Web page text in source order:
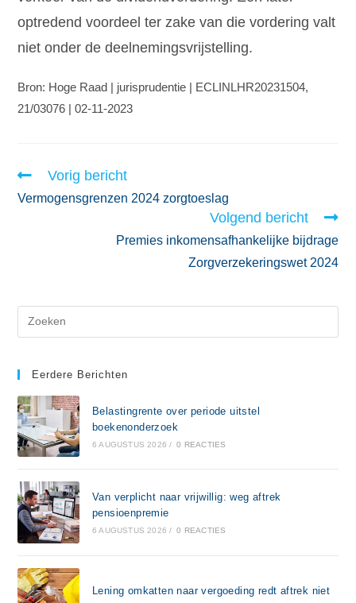
optredend voordeel ter zake van die vordering valt
niet onder de deelnemingsvrijstelling.
Bron: Hoge Raad | jurisprudentie | ECLINLHR20231504,
21/03076 | 02-11-2023
Vorig bericht
Vermogensgrenzen 2024 zorgtoeslag
Volgend bericht
Premies inkomensafhankelijke bijdrage
Zorgverzekeringswet 2024
Eerdere Berichten
Belastingrente over periode uitstel
boekenonderzoek
6 AUGUSTUS 2026 / 0 REACTIES
Van verplicht naar vrijwillig: weg aftrek
pensioenpremie
6 AUGUSTUS 2026 / 0 REACTIES
Lening omkatten naar vergoeding redt aftrek niet